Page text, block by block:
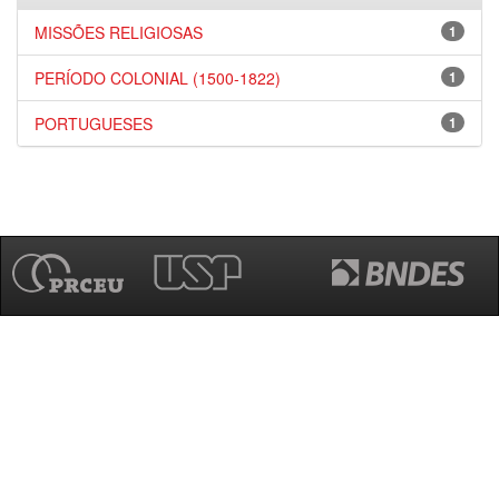
1
MISSÕES RELIGIOSAS
1
PERÍODO COLONIAL (1500-1822)
1
PORTUGUESES